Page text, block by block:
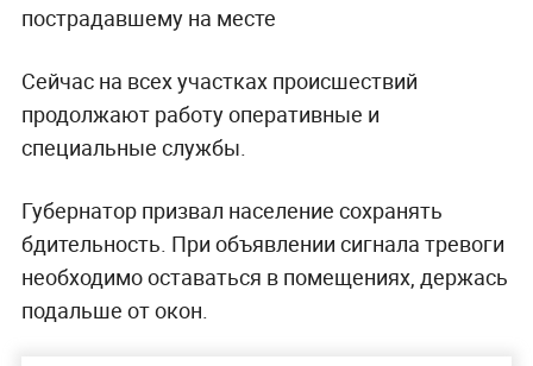
пострадавшему на месте
Сейчас на всех участках происшествий
продолжают работу оперативные и
специальные службы.
Губернатор призвал население сохранять
бдительность. При объявлении сигнала тревоги
необходимо оставаться в помещениях, держась
подальше от окон.